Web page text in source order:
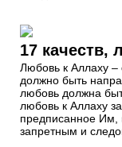
17
Любовь к Аллаху –
должно быть
любовь должна
любовь к Аллаху
предписанное Им,
запретным и